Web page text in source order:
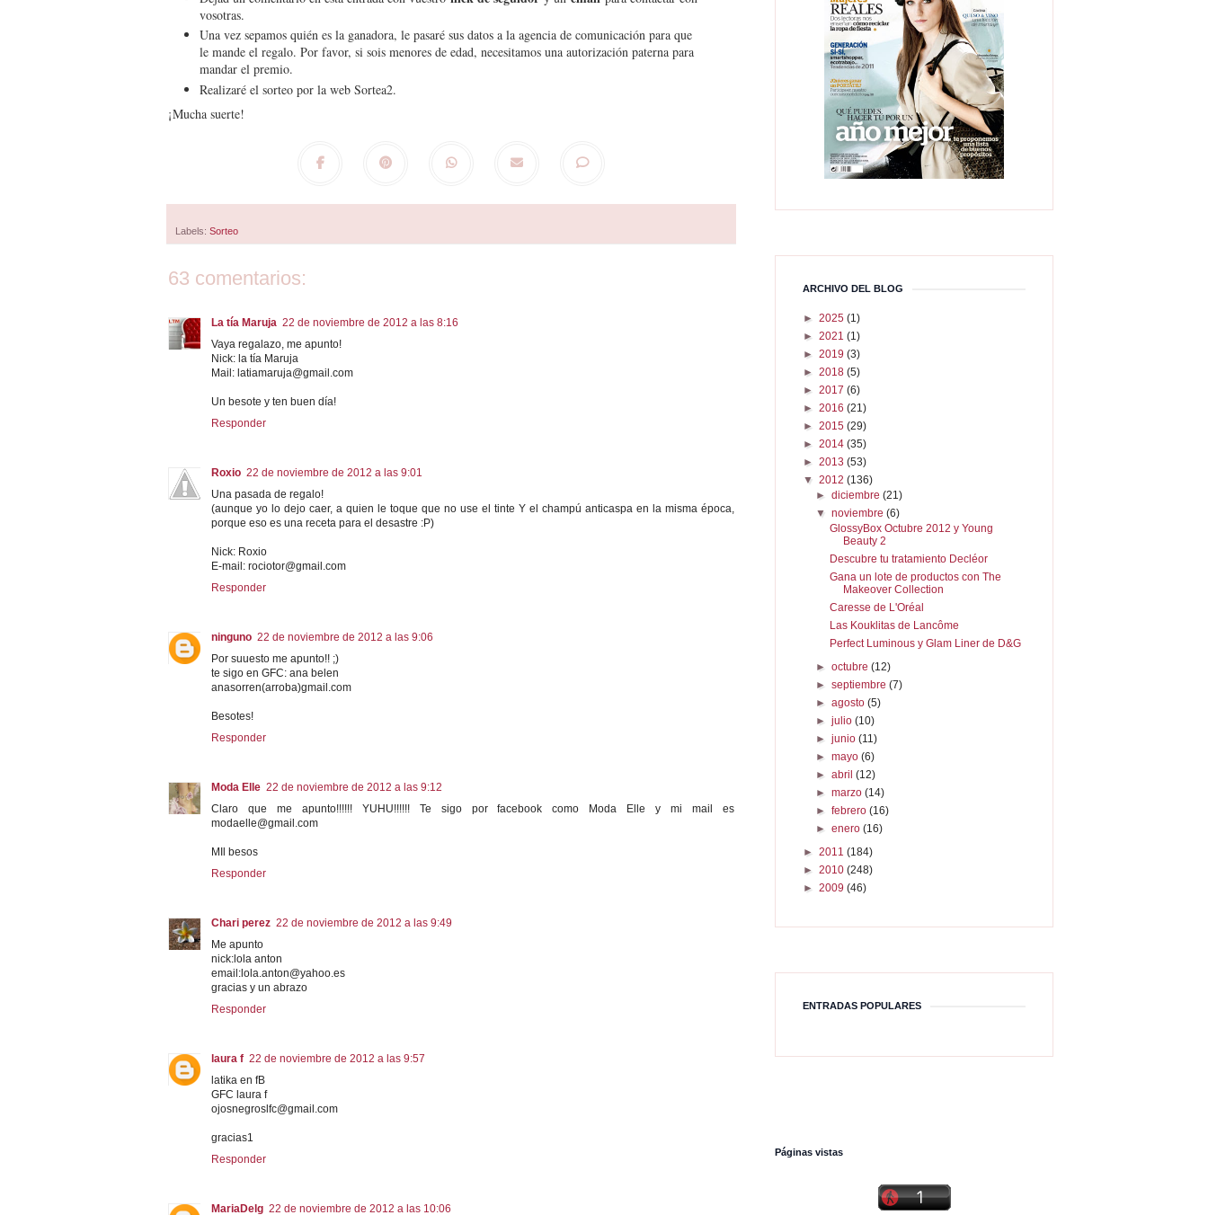
vosotras.
Una vez sepamos quién es la ganadora, le pasaré sus datos a la agencia de comunicación para que
le mande el regalo. Por favor, si sois menores de edad, necesitamos una autorización paterna para
mandar el premio.
Realizaré el sorteo por la web Sortea2.
¡Mucha suerte!
Labels: Sorteo
63 comentarios:
La tía Maruja 22 de noviembre de 2012 a las 8:16
Vaya regalazo, me apunto!
Nick: la tía Maruja
Mail: latiamaruja@gmail.com
Un besote y ten buen día!
Responder
Roxio 22 de noviembre de 2012 a las 9:01
Una pasada de regalo!
(aunque yo lo dejo caer, a quien le toque que no use el tinte Y el champú anticaspa en la misma época,
porque eso es una receta para el desastre :P)
Nick: Roxio
E-mail: rociotor@gmail.com
Responder
ninguno 22 de noviembre de 2012 a las 9:06
Por suuesto me apunto!! ;)
te sigo en GFC: ana belen
anasorren(arroba)gmail.com
Besotes!
Responder
Moda Elle 22 de noviembre de 2012 a las 9:12
Claro que me apunto!!!!!! YUHU!!!!!! Te sigo por facebook como Moda Elle y mi mail es
modaelle@gmail.com
MIl besos
Responder
Chari perez 22 de noviembre de 2012 a las 9:49
Me apunto
nick:lola anton
email:lola.anton@yahoo.es
gracias y un abrazo
Responder
laura f 22 de noviembre de 2012 a las 9:57
latika en fB
GFC laura f
ojosnegroslfc@gmail.com
gracias1
Responder
MariaDelg 22 de noviembre de 2012 a las 10:06
ARCHIVO DEL BLOG
► 2025 (1)
► 2021 (1)
► 2019 (3)
► 2018 (5)
► 2017 (6)
► 2016 (21)
► 2015 (29)
► 2014 (35)
► 2013 (53)
▼ 2012 (136)
►diciembre(21)
▼noviembre(6)
GlossyBox Octubre 2012 y Young
Beauty 2
Descubre tu tratamiento Decléor
Gana un lote de productos con The
Makeover Collection
Caresse de L'Oréal
Las Kouklitas de Lancôme
Perfect Luminous y Glam Liner de D&G
►octubre(12)
►septiembre(7)
►agosto(5)
►julio(10)
►junio(11)
►mayo(6)
►abril(12)
►marzo(14)
►febrero(16)
►enero(16)
► 2011 (184)
► 2010 (248)
► 2009 (46)
ENTRADAS POPULARES
Páginas vistas